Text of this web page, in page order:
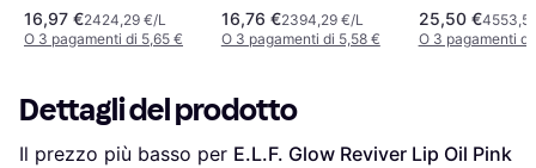
16,97 €2424,29 €/L
O 3 pagamenti di 5,65 €
16,76 €2394,29 €/L
O 3 pagamenti di 5,58 €
Treatz Lip Oil
Fruit Donna
25,50 €
O 3 pagamenti
Dettagli del prodotto
Il prezzo più basso per E.L.F. Glow Reviver Lip Oil Pink